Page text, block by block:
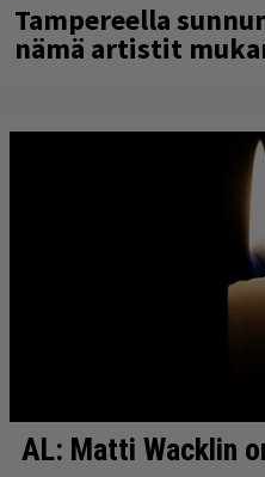
Tampereella
nämä artistit